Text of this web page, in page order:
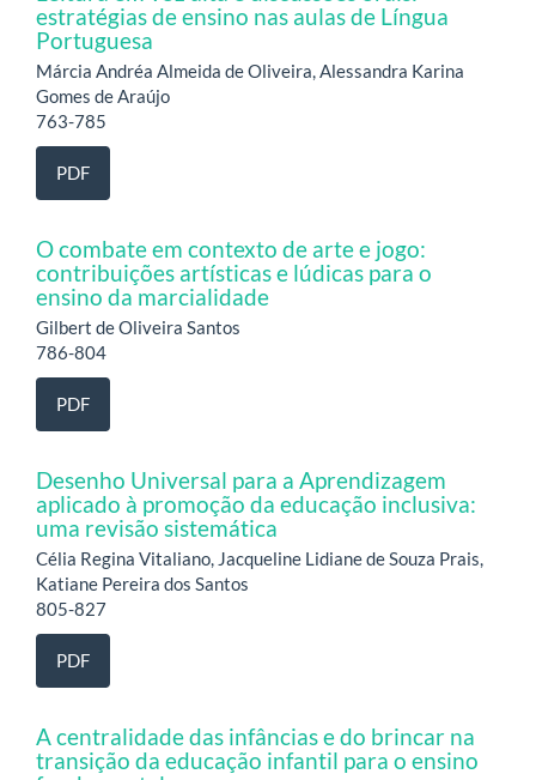
estratégias de ensino nas aulas de Língua
Portuguesa
Márcia Andréa Almeida de Oliveira, Alessandra Karina
Gomes de Araújo
763-785
PDF
O combate em contexto de arte e jogo:
contribuições artísticas e lúdicas para o
ensino da marcialidade
Gilbert de Oliveira Santos
786-804
PDF
Desenho Universal para a Aprendizagem
aplicado à promoção da educação inclusiva:
uma revisão sistemática
Célia Regina Vitaliano, Jacqueline Lidiane de Souza Prais,
Katiane Pereira dos Santos
805-827
PDF
A centralidade das infâncias e do brincar na
transição da educação infantil para o ensino